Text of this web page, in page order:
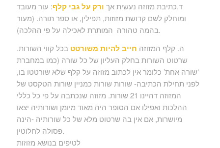
ד.כתיבת מזוזה נעשית אך ורק על גבי קלף: עור מעובד
ומוחלק לשם קדושת מזוזות, תפילין, או ספר תורה. (מעור
בהמה טהורה המותרת לאכילה על פי ההלכה).
ה. קלף המזוזה חייב להיות משורטט בכל קווי השורות.
שרטוט השורות בחלק העליון של כל שורה (כמו במחברת
‘שורה אחת’ כלומר אין לכתוב מזוזה על קלף שלא שורטטו בו,
לפני תחילת הכתיבה- שורות שורות כמניין שורות הטקסט של
המזוזה דהיינו 21 שורות. מזוזה שנכתבה על פי כל כללי
ההלכות ואפילו אם הסופר היה מאוד מיומן ושורותיה יצאו
מיושרות, אם אין בה שרטוט מלא של כל שורותיה -הינה
פסולה לחלוטין.
לטיפים בנושא מזוזות